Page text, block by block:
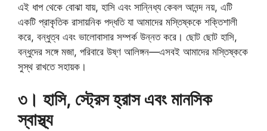
এই ধাপ থেকে বোঝা যায়, হাসি এবং সান্নিধ্য কেবল আনন্দ নয়, এটি
একটি প্রাকৃতিক রাসায়নিক পদ্ধতি যা আমাদের মস্তিষ্ককে শক্তিশালী
করে, বন্ধুত্ব এবং ভালোবাসার সম্পর্ক উন্নত করে। ছোট ছোট হাসি,
বন্ধুদের সঙ্গে মজা, পরিবারে উষ্ণ আলিঙ্গন—এসবই আমাদের মস্তিষ্ককে
সুস্থ রাখতে সহায়ক।
৩। হাসি, স্ট্রেস হ্রাস এবং মানসিক
স্বাস্থ্য